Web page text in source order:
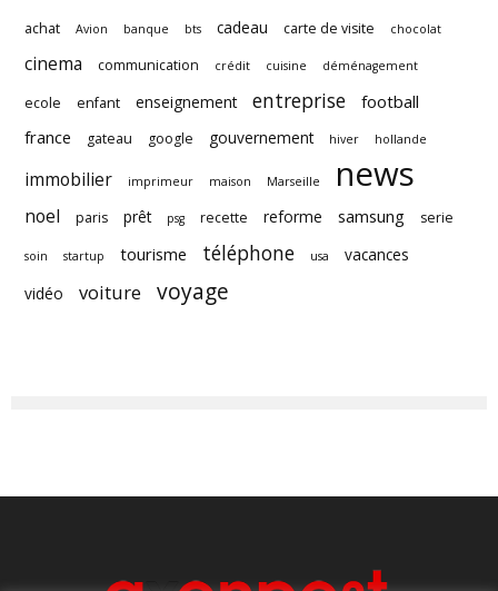
achat Avion banque bts cadeau carte de visite chocolat
cinema communication crédit cuisine déménagement
ecole enfant enseignement entreprise
football
france
gateau google gouvernement hiver hollande
immobilier imprimeur maison Marseille news
noel paris prêt psg recette reforme samsung serie
soin startup tourisme téléphone usa
vacances
vidéo
voiture voyage